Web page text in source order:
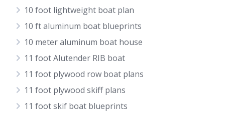
10 foot lightweight boat plan
10 ft aluminum boat blueprints
10 meter aluminum boat house
11 foot Alutender RIB boat
11 foot plywood row boat plans
11 foot plywood skiff plans
11 foot skif boat blueprints